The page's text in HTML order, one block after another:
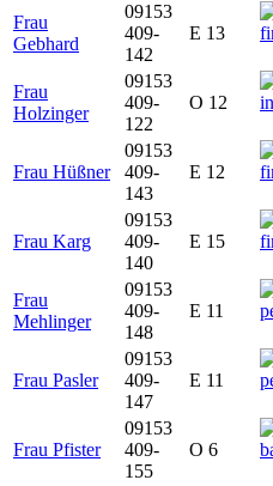
Frau
Gebhard
09153
409-
142
E 13
Frau
Holzinger
09153
409-
122
O 12
Frau Hüßner
09153
409-
143
E 12
Frau Karg
09153
409-
140
E 15
Frau
Mehlinger
09153
409-
148
E 11
Frau Pasler
09153
409-
147
E 11
Frau Pfister
09153
409-
155
O 6